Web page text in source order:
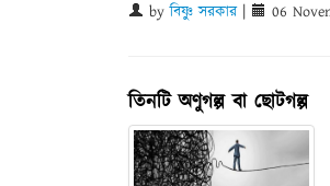
byবিষ্ণু সরকার| 06
তিনটি অণুগল্প বা ছোটগল্প